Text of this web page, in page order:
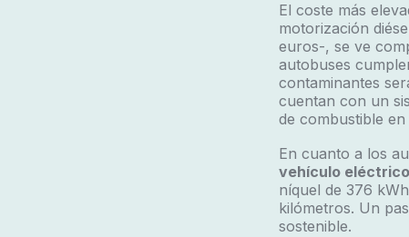
El coste más
motorización
euros-, se ve
autobuses
contaminantes
cuentan con un
de combustible
En cuanto a los
vehículo eléctrico
níquel de 376
kilómetros. Un
sostenible.